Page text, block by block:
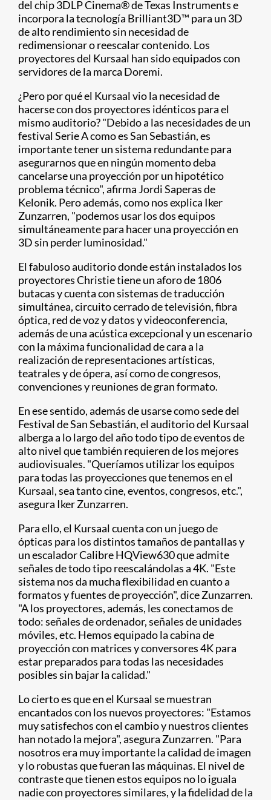
del chip 3DLP Cinema®de Texas Instruments e
incorpora la tecnología Brilliant3D™ para un 3D
de alto rendimiento sin necesidad de
redimensionar o reescalar contenido. Los
proyectores del Kursaal han sido equipados con
servidores de la marca Doremi.
¿Pero por qué el Kursaal vio la necesidad de
hacerse con dos proyectores idénticos para el
mismo auditorio? "Debido a las necesidades de un
festival Serie A como es San Sebastián, es
importante tener un sistema redundante para
asegurarnos que en ningún momento deba
cancelarse una proyección por un hipotético
problema técnico", afirma Jordi Saperas de
Kelonik. Pero además, como nos explica Iker
Zunzarren, "podemos usar los dos equipos
simultáneamente para hacer una proyección en
3D sin perder luminosidad."
El fabuloso auditorio donde están instalados los
proyectores Christie tiene un aforo de 1806
butacas y cuenta con sistemas de traducción
simultánea, circuito cerrado de televisión, fibra
óptica, red de voz y datos y videoconferencia,
además de una acústica excepcional y un escenario
con la máxima funcionalidad de cara a la
realización de representaciones artísticas,
teatrales y de ópera, así como de congresos,
convenciones y reuniones de gran formato.
En ese sentido, además de usarse como sede del
Festival de San Sebastián, el auditorio del Kursaal
alberga a lo largo del año todo tipo de eventos de
alto nivel que también requieren de los mejores
audiovisuales. "Queríamos utilizar los equipos
para todas las proyecciones que tenemos en el
Kursaal, sea tanto cine, eventos, congresos, etc.",
asegura Iker Zunzarren.
Para ello, el Kursaal cuenta con un juego de
ópticas para los distintos tamaños de pantallas y
un escalador Calibre HQView630 que admite
señales de todo tipo reescalándolas a 4K. "Este
sistema nos da mucha flexibilidad en cuanto a
formatos y fuentes de proyección", dice Zunzarren.
"A los proyectores, además, les conectamos de
todo: señales de ordenador, señales de unidades
móviles, etc. Hemos equipado la cabina de
proyección con matrices y conversores 4K para
estar preparados para todas las necesidades
posibles sin bajar la calidad."
Lo cierto es que en el Kursaal se muestran
encantados con los nuevos proyectores: "Estamos
muy satisfechos con el cambio y nuestros clientes
han notado la mejora", asegura Zunzarren. "Para
nosotros era muy importante la calidad de imagen
y lo robustas que fueran las máquinas. El nivel de
contraste que tienen estos equipos no lo iguala
nadie con proyectores similares, y la fidelidad de la